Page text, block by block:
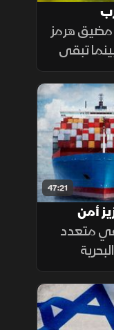
مضيق هرمز
تبقى
مطروحة.
47:21
أمن
متعدد